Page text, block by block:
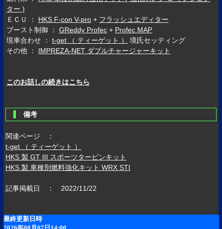
ター )
ＥＣＵ ： HKS F-con V-pro + フラッシュエディター
ブースト制御 ：GReddy Profec + Profec MAP
現車合わせ ：t-get （ ティーゲット ）
境氏セッティング
その他 ： IMPREZA-NET ダブルチャージャーキット
このお話しの続きはこちら
備考
関連ページ ：
t-get （ ティーゲット ）
HKS 製 GT III スポーツタービンキット
HKS 製 車種別燃料強化キット WRX STI
記事掲載日 ： 2022/11/22